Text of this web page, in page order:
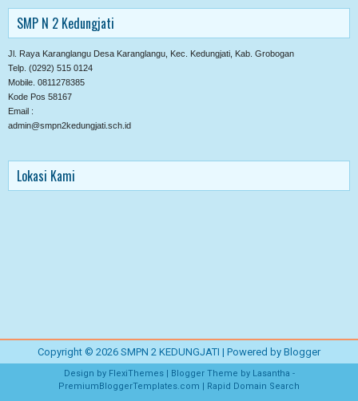
SMP N 2 Kedungjati
Jl. Raya Karanglangu Desa Karanglangu, Kec. Kedungjati, Kab. Grobogan
Telp. (0292) 515 0124
Mobile. 0811278385
Kode Pos 58167
Email :
admin@smpn2kedungjati.sch.id
Lokasi Kami
Copyright © 2026 SMPN 2 KEDUNGJATI | Powered by Blogger
Design by FlexiThemes| Blogger Theme by Lasantha -
PremiumBloggerTemplates.com | Rapid Domain Search